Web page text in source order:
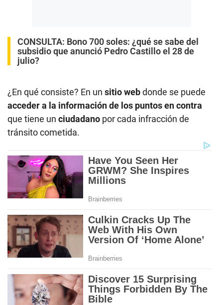
CONSULTA: Bono 700 soles: ¿qué se sabe del
subsidio que anunció Pedro Castillo el 28 de
julio?
¿En qué consiste? En un sitio webdonde se puede
acceder a la información de los puntos en contra
que tiene un ciudadano por cada infracción de
tránsito cometida.